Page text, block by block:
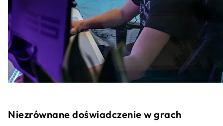
Niezrównane doświadczenie w grach